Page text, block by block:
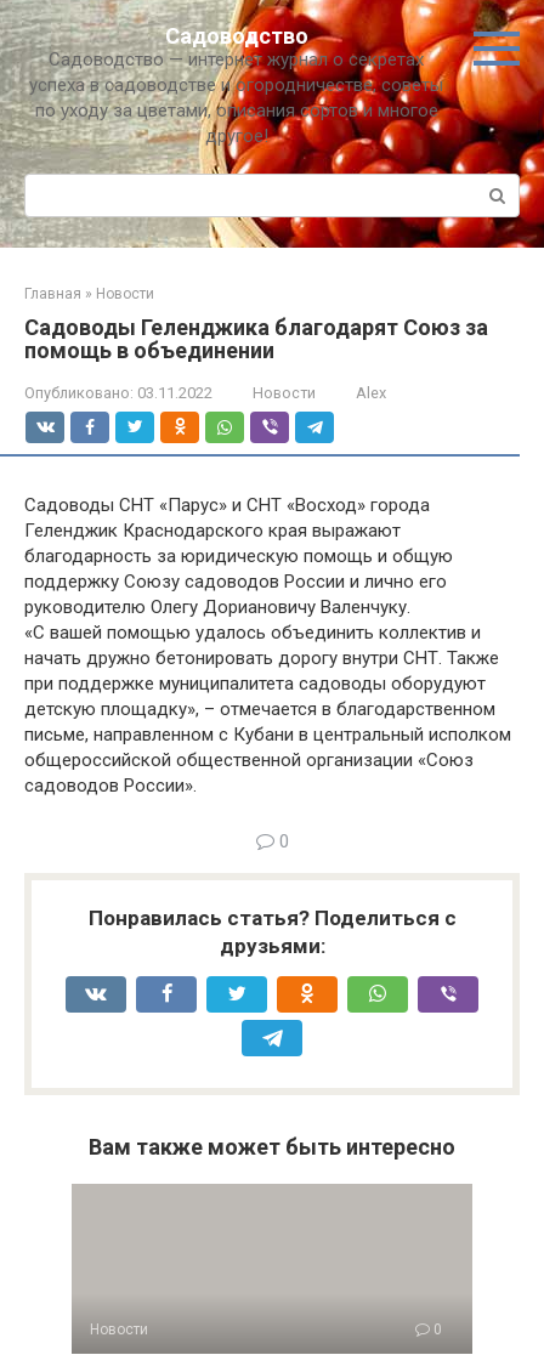
Перейти
к
контенту
Садоводство
Садоводство — интернет журнал о секретах
успеха в садоводстве и огородничестве, советы
по уходу за цветами, описания сортов и многое
другое!
Поиск:
Главная » Новости
Садоводы Геленджика благодарят Союз за
помощь в объединении
Опубликовано: 03.11.2022 Новости Alex
Садоводы СНТ «Парус» и СНТ «Восход» города
Геленджик Краснодарского края выражают
благодарность за юридическую помощь и общую
поддержку Союзу садоводов России и лично его
руководителю Олегу Дориановичу Валенчуку.
«С вашей помощью удалось объединить коллектив и
начать дружно бетонировать дорогу внутри СНТ. Также
при поддержке муниципалитета садоводы оборудуют
детскую площадку», – отмечается в благодарственном
письме, направленном с Кубани в центральный исполком
общероссийской общественной организации «Союз
садоводов России».
0
Понравилась статья? Поделиться с
друзьями:
Вам также может быть интересно
Новости 0